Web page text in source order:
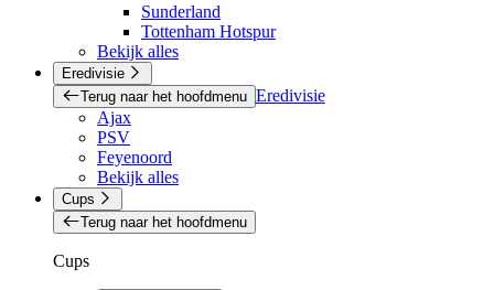
Sunderland
Tottenham Hotspur
Bekijk alles
Eredivisie
Terug naar het hoofdmenu Eredivisie
Ajax
PSV
Feyenoord
Bekijk alles
Cups
Terug naar het hoofdmenu
Cups